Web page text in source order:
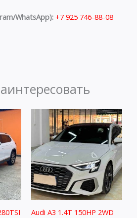
WhatsApp): +7 925 746-88-08
Audi A3 1.4T 150HP 2WD